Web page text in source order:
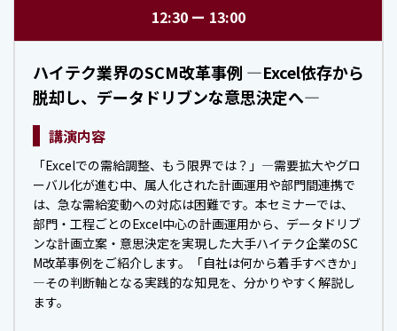
12:30 13:00
ハイテク業界のSCM改革事例 ―Excel依存から
脱却し、データドリブンな意思決定へ―
講演内容
「Excelでの需給調整、もう限界では？」―需要拡大やグロ
ーバル化が進む中、属人化された計画運用や部門間連携で
は、急な需給変動への対応は困難です。本セミナーでは、
部門・工程ごとのExcel中心の計画運用から、データドリブ
ンな計画立案・意思決定を実現した大手ハイテク企業のSC
M改革事例をご紹介します。「自社は何から着手すべきか」
―その判断軸となる実践的な知見を、分かりやすく解説し
ます。